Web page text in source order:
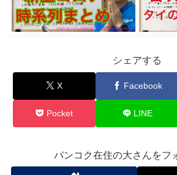
シェアする
X Facebook
Pocket LINE
バンコク在住の大さんをフ